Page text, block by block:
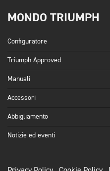
MONDO TRIUMPH
Configuratore
Triumph Approved
Manuali
Accessori
Abbigliamento
Notizie ed eventi